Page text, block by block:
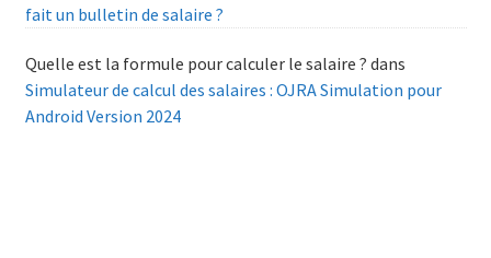
fait un bulletin de salaire ?
Quelle est la formule pour calculer le salaire ? dans
Simulateur de calcul des salaires : OJRA Simulation pour
Android Version 2024